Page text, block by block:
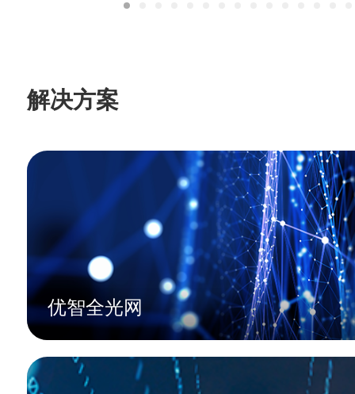
智能化、安全化全光算力底座建设贡献核
解决方案
优智全光网